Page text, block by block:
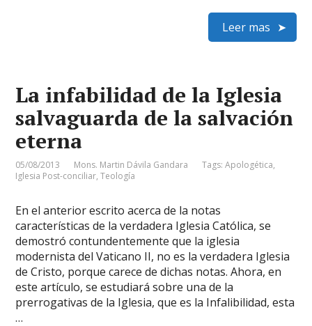
Leer mas
La infabilidad de la Iglesia
salvaguarda de la salvación
eterna
05/08/2013 Mons. Martin Dávila Gandara Tags:Apologética,
Iglesia Post-conciliar,Teología
En el anterior escrito acerca de la notas
características de la verdadera Iglesia Católica, se
demostró contundentemente que la iglesia
modernista del Vaticano II, no es la verdadera Iglesia
de Cristo, porque carece de dichas notas. Ahora, en
este artículo, se estudiará sobre una de la
prerrogativas de la Iglesia, que es la Infalibilidad, esta
…